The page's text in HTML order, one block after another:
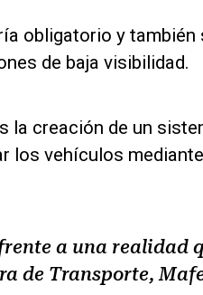
obligatorio y también
de baja visibilidad.
la creación de un
los vehículos
a una realidad
de Transporte,